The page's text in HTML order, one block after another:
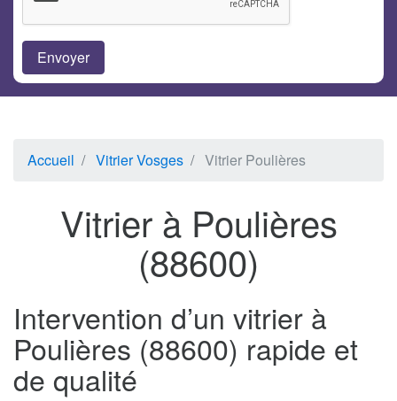
Accueil Vitrier Vosges Vitrier Poulières
Vitrier à Poulières
(88600)
Intervention d’un vitrier à
Poulières (88600) rapide et
de qualité